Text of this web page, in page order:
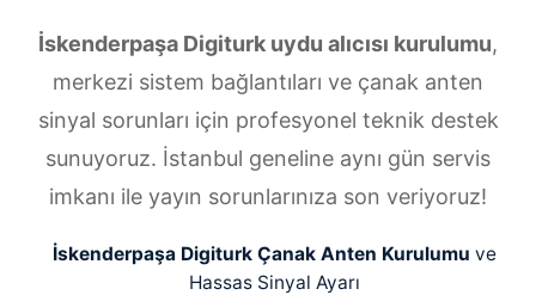
İskenderpaşa Digiturk uydu alıcısı kurulumu,
merkezi sistem bağlantıları ve çanak anten
sinyal sorunları için profesyonel teknik destek
sunuyoruz. İstanbul geneline aynı gün servis
imkanı ile yayın sorunlarınıza son veriyoruz!
İskenderpaşa Digiturk Çanak Anten Kurulumu ve
Hassas Sinyal Ayarı